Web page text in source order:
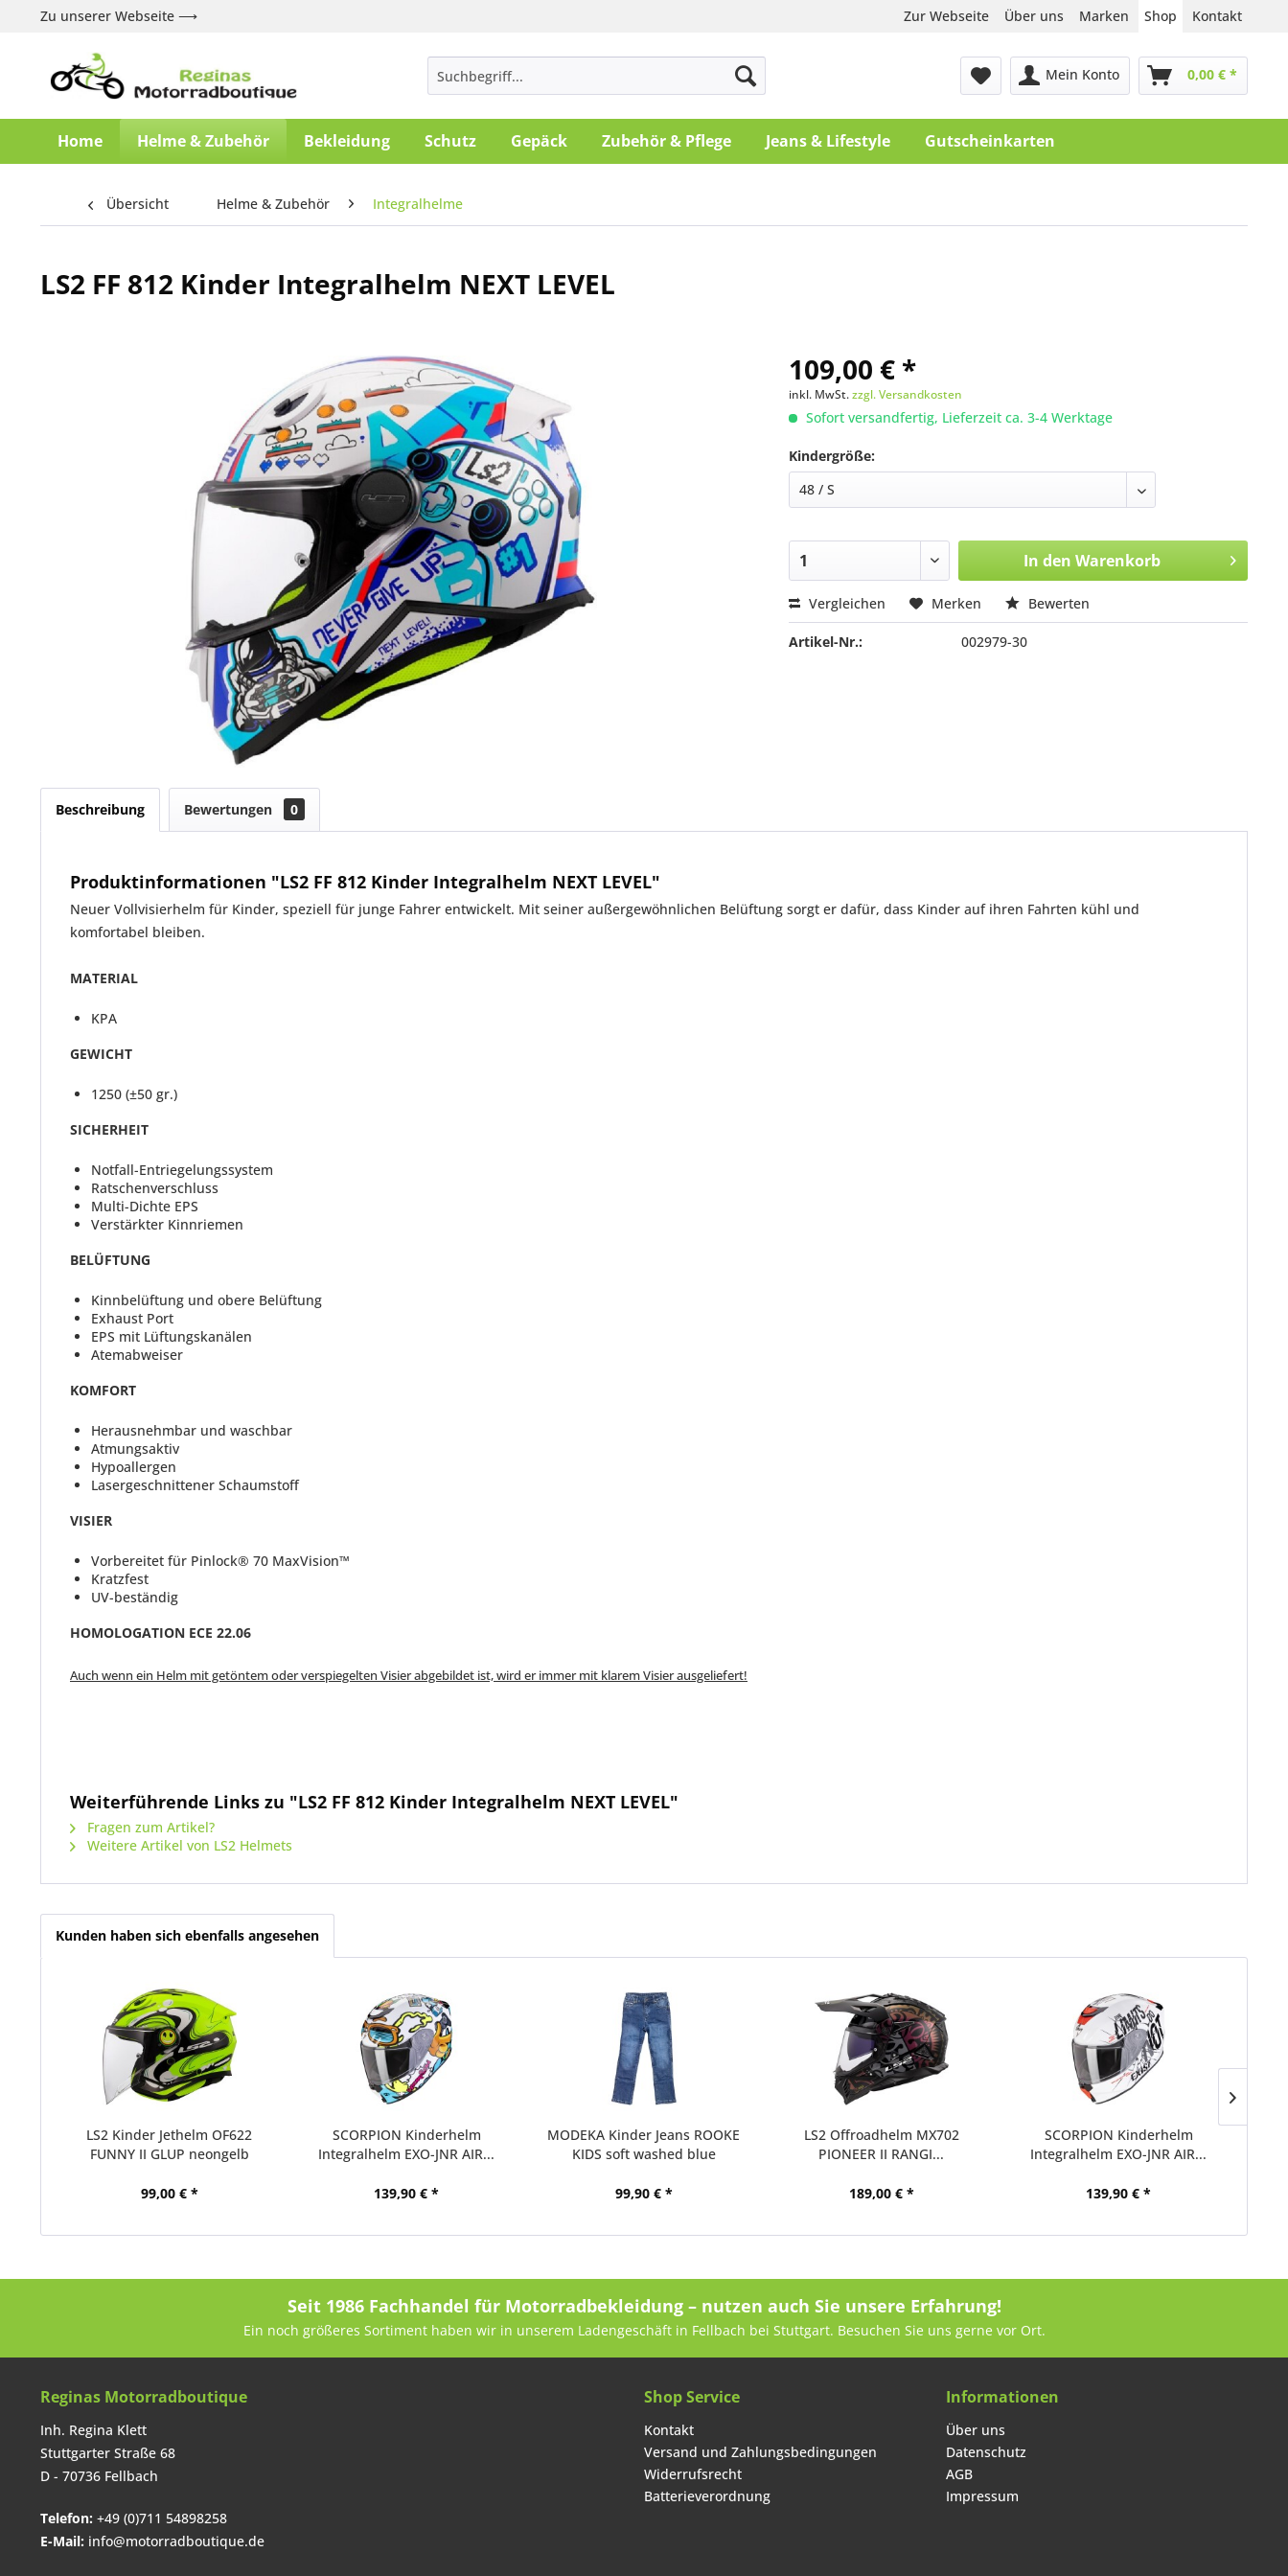
Zu unserer Webseite ⟶ Zur Webseite Über uns Marken Shop Kontakt
Mein Konto 0,00 € *
Home Helme & Zubehör Bekleidung Schutz Gepäck Zubehör & Pflege Jeans & Lifestyle Gutscheinkarten
Übersicht Helme & Zubehör Integralhelme
LS2 FF 812 Kinder Integralhelm NEXT LEVEL
109,00 € *
inkl. MwSt.zzgl. Versandkosten
Sofort versandfertig, Lieferzeit ca. 3-4 Werktage
Kindergröße:
In den Warenkorb
Vergleichen Merken Bewerten
Artikel-Nr.: 002979-30
Beschreibung Bewertungen 0
Produktinformationen "LS2 FF 812 Kinder Integralhelm NEXT LEVEL"
Neuer Vollvisierhelm für Kinder, speziell für junge Fahrer entwickelt. Mit seiner außergewöhnlichen Belüftung sorgt er dafür, dass Kinder auf ihren Fahrten kühl und
komfortabel bleiben.
MATERIAL
KPA
GEWICHT
1250 (±50 gr.)
SICHERHEIT
Notfall-Entriegelungssystem
Ratschenverschluss
Multi-Dichte EPS
Verstärkter Kinnriemen
BELÜFTUNG
Kinnbelüftung und obere Belüftung
Exhaust Port
EPS mit Lüftungskanälen
Atemabweiser
KOMFORT
Herausnehmbar und waschbar
Atmungsaktiv
Hypoallergen
Lasergeschnittener Schaumstoff
VISIER
Vorbereitet für Pinlock® 70 MaxVision™
Kratzfest
UV-beständig
HOMOLOGATION ECE 22.06
Auch wenn ein Helm mit getöntem oder verspiegelten Visier abgebildet ist, wird er immer mit klarem Visier ausgeliefert!
Weiterführende Links zu "LS2 FF 812 Kinder Integralhelm NEXT LEVEL"
Fragen zum Artikel?
Weitere Artikel von LS2 Helmets
Kunden haben sich ebenfalls angesehen
LS2 Kinder Jethelm OF622
FUNNY II GLUP neongelb
99,00 € *
SCORPION Kinderhelm
Integralhelm EXO-JNR AIR...
139,90 € *
MODEKA Kinder Jeans ROOKE
KIDS soft washed blue
99,90 € *
LS2 Offroadhelm MX702
PIONEER II RANGI...
189,00 € *
SCORPION Kinderhelm
Integralhelm EXO-JNR AIR...
139,90 € *
Seit 1986 Fachhandel für Motorradbekleidung – nutzen auch Sie unsere Erfahrung!
Ein noch größeres Sortiment haben wir in unserem Ladengeschäft in Fellbach bei Stuttgart. Besuchen Sie uns gerne vor Ort.
Reginas Motorradboutique
Inh. Regina Klett
Stuttgarter Straße 68
D - 70736 Fellbach
Telefon: +49 (0)711 54898258
E-Mail: info@motorradboutique.de
Shop Service
Kontakt
Versand und Zahlungsbedingungen
Widerrufsrecht
Batterieverordnung
Informationen
Über uns
Datenschutz
AGB
Impressum